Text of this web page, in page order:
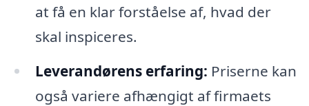
at få en klar forståelse af, hvad der
skal inspiceres.
Leverandørens erfaring: Priserne kan
også variere afhængigt af firmaets